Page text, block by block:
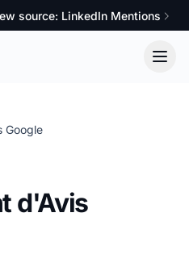
source: LinkedIn Mentions
Google
d'Avis